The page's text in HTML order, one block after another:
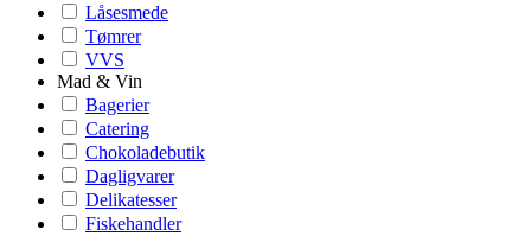
Låsesmede
Tømrer
VVS
Mad & Vin
Bagerier
Catering
Chokoladebutik
Dagligvarer
Delikatesser
Fiskehandler